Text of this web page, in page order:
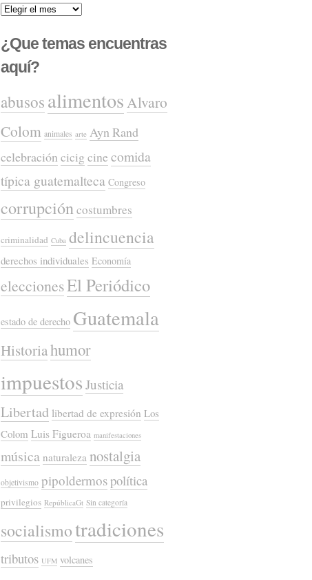
Archivos
¿Que temas encuentras
aquí?
abusos alimentosAlvaro
Colom animales arte Ayn Rand
celebración cicig cine comida
típica guatemalteca Congreso
corrupcióncostumbres
criminalidad Cuba delincuencia
derechos individuales Economía
eleccionesEl Periódico
estado de derecho Guatemala
Historiahumor
impuestos Justicia
Libertad libertad de expresión Los
Colom Luis Figueroa manifestaciones
música naturaleza nostalgia
objetivismo pipoldermospolítica
privilegios RepúblicaGt Sin categoría
socialismotradiciones
tributos UFM volcanes